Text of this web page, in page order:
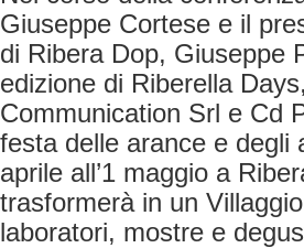
Giuseppe Cortese e il
di Ribera Dop, Giuseppe
edizione di Riberella
Communication Srl e Cd
festa delle arance e degli
aprile all’1 maggio a
trasformerà in un
laboratori, mostre e